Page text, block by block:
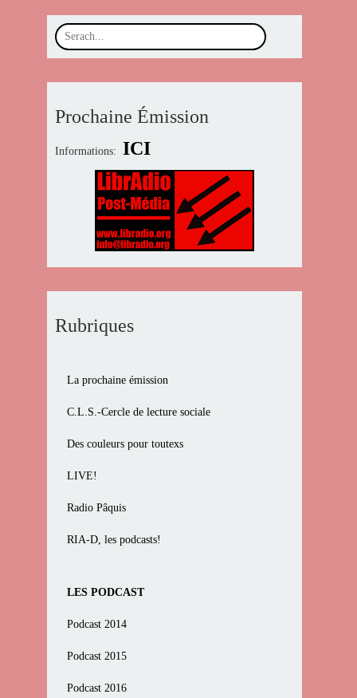
Prochaine Émission
Informations: ICI
Rubriques
La prochaine émission
C.L.S.-Cercle de lecture sociale
Des couleurs pour toutexs
LIVE!
Radio Pâquis
RIA-D, les podcasts!
LES PODCAST
Podcast 2014
Podcast 2015
Podcast 2016